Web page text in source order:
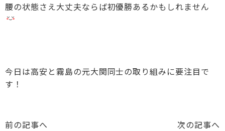
腰の状態さえ大丈夫ならば初優勝あるかもしれません
今日は高安と霧島の元大関同士の取り組みに要注目で
す！
前の記事へ 次の記事へ